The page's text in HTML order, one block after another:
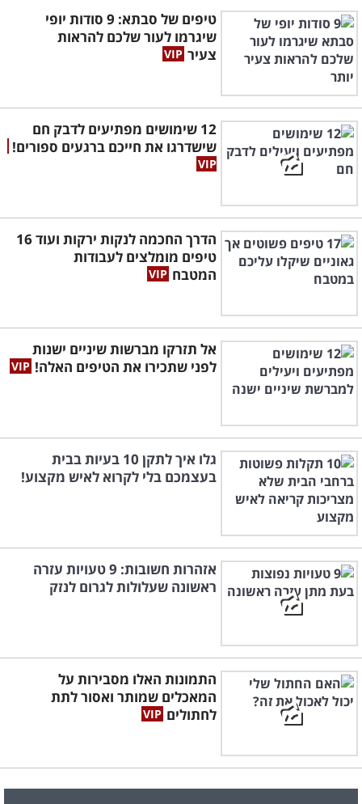
טיפים של סבתא: 9 סודות יופי
שיגרמו לעור שלכם להראות
צעיר
12 שימושים מפתיעים לדבק חם
שישדרגו את חייכם ברגעים ספורים!
הדרך החכמה לנקות ירקות ועוד 16
טיפים מומלצים לעבודות
המטבח
אל תזרקו מברשות שיניים ישנות
לפני שתכירו את הטיפים האלה!
גלו איך לתקן 10 בעיות בבית
בעצמכם בלי לקרוא לאיש מקצוע!
אזהרות חשובות: 9 טעויות עזרה
ראשונה שעלולות לגרום לנזק
התמונות האלו מסבירות על
המאכלים שמותר ואסור לתת
לחתולים